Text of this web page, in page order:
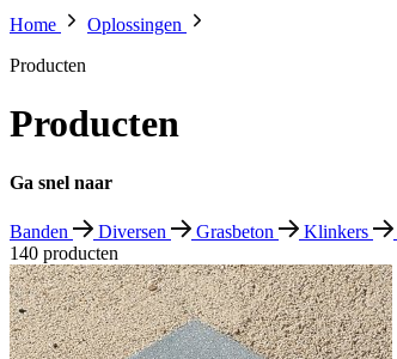
Home
Oplossingen
Producten
Producten
Ga snel naar
Banden Diversen Grasbeton Klinkers
140 producten